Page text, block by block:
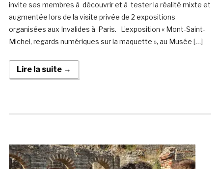
invite ses membres à découvrir et à tester la réalité mixte et
augmentée lors de la visite privée de 2 expositions
organisées aux Invalides à Paris. L’exposition « Mont-Saint-
Michel, regards numériques sur la maquette », au Musée […]
Lire la suite →